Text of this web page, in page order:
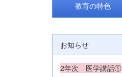
教育の特色
お知らせ
2年次 医学講話①